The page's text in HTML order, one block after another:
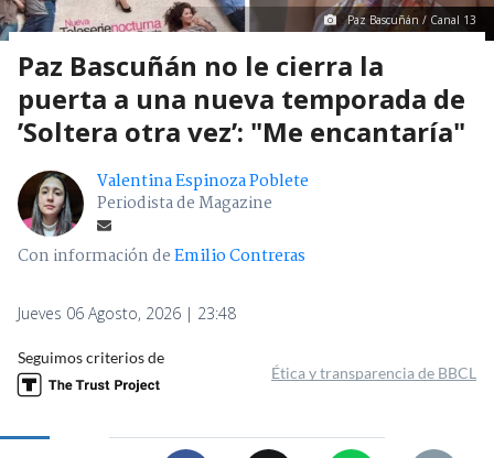
Paz Bascuñán / Canal 13
Paz Bascuñán no le cierra la
puerta a una nueva temporada de
’Soltera otra vez’: "Me encantaría"
Valentina Espinoza Poblete
Periodista de Magazine
Con información deEmilio Contreras
Jueves 06 Agosto, 2026 | 23:48
Seguimos criterios de
Ética y transparencia de BBCL